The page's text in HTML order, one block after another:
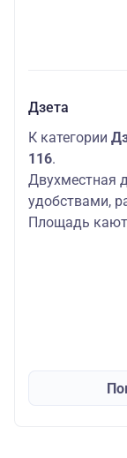
Дзета
К категории
116.
Двухместная
удобствами,
Площадь